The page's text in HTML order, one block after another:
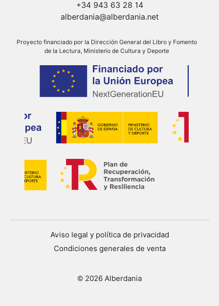
+34 943 63 28 14
alberdania@alberdania.net
Proyecto financiado por la Dirección General del Libro y Fomento
de la Lectura, Ministerio de Cultura y Deporte
© 2026 Alberdania
Aviso legal y política de privacidad
Condiciones generales de venta